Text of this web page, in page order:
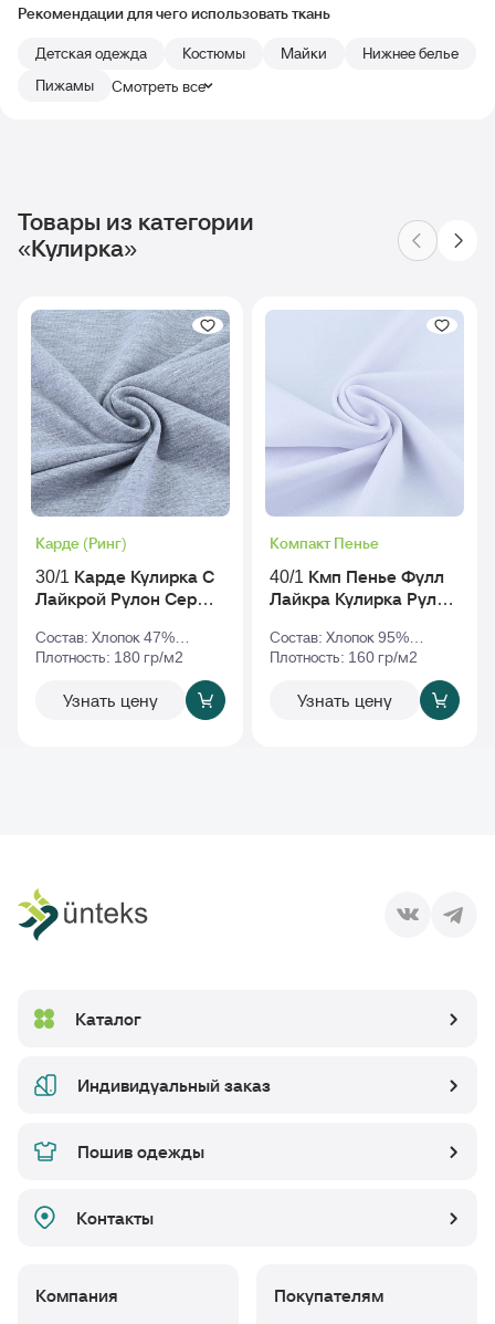
Рекомендации для чего использовать ткань
Детская одежда
Костюмы Майки
Нижнее белье
Пижамы
Смотреть все
Товары из категории
«Кулирка»
Карде (Ринг)
30/1 Карде Кулирка С
Лайкрой Рулон Серый-
Состав: Хлопок 47%
Полиэстер 47% Эластан
Плотность: 180 гр/м2
Узнать цену
Компакт Пенье
40/1 Кмп Пенье Фулл
Лайкра Кулирка Рулон
Состав: Хлопок 95%
Эластан 5%
Плотность: 160 гр/м2
Узнать цену
Каталог
Индивидуальный заказ
Пошив одежды
Контакты
Компания Покупателям